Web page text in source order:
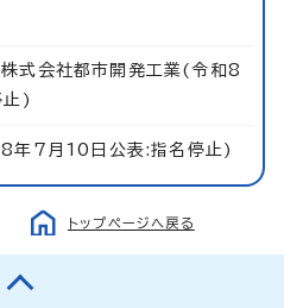
株式会社都市開発工業(令和8
止)
年7月10日公表:指名停止)
トップページへ戻る